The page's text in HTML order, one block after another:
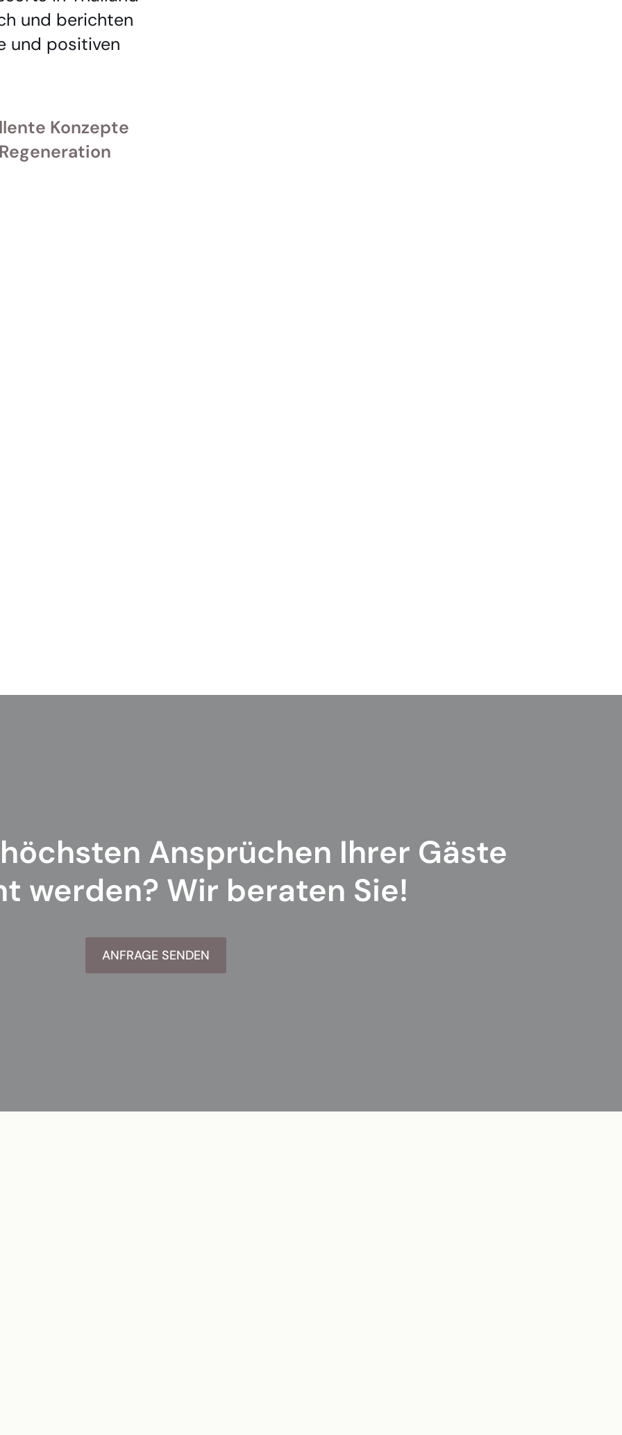
und berichten
und positiven
Konzepte
Ansprüchen Ihrer Gäste
werden? Wir beraten Sie!
ANFRAGE SENDEN